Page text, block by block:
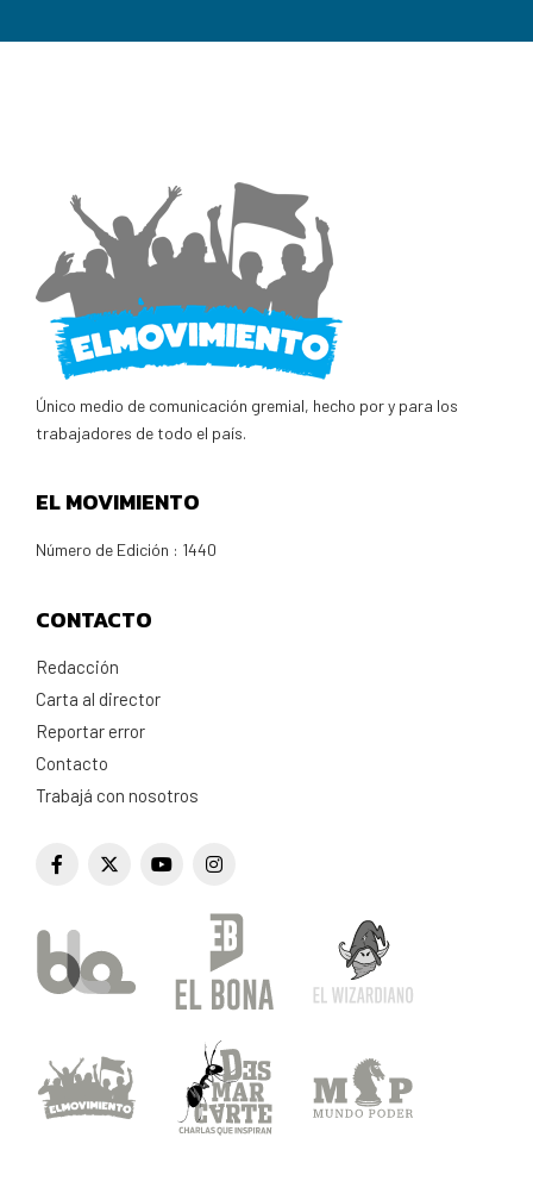
Único medio de comunicación gremial, hecho por y para los
trabajadores de todo el país.
EL MOVIMIENTO
Número de Edición : 1440
CONTACTO
Redacción
Carta al director
Reportar error
Contacto
Trabajá con nosotros